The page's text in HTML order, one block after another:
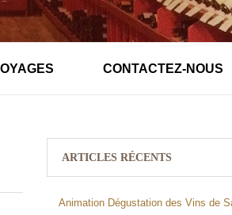
CONTACTEZ-NOUS
ARTICLES RÉCENTS
Animation Dégustation des Vins de